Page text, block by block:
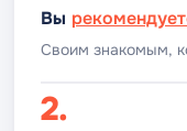
Вы
Своим знакомым,
2.